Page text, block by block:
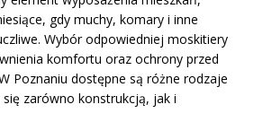
gdy muchy, komary i inne
Wybór odpowiedniej moskitiery
komfortu oraz ochrony przed
Poznaniu dostępne są różne rodzaje
zarówno konstrukcją, jak i